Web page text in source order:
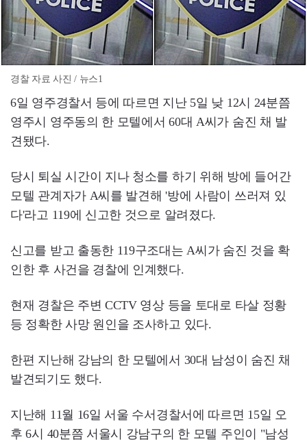
경찰 자료 사진 / 뉴스1
6일 영주경찰서 등에 따르면 지난 5일 낮 12시 24분쯤
영주시 영주동의 한 모텔에서 60대 A씨가 숨진 채 발
견됐다.
당시 퇴실 시간이 지나 청소를 하기 위해 방에 들어간
모텔 관계자가 A씨를 발견해 '방에 사람이 쓰러져 있
다'라고 119에 신고한 것으로 알려졌다.
신고를 받고 출동한 119구조대는 A씨가 숨진 것을 확
인한 후 사건을 경찰에 인계했다.
현재 경찰은 주변 CCTV 영상 등을 토대로 타살 정황
등 정확한 사망 원인을 조사하고 있다.
한편 지난해 강남의 한 모텔에서 30대 남성이 숨진 채
발견되기도 했다.
지난해 11월 16일 서울 수서경찰서에 따르면 15일 오
후 6시 40분쯤 서울시 강남구의 한 모텔 주인이 "남성